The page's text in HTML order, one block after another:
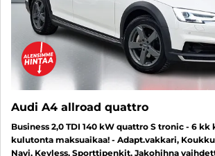
Audi A4 allroad quattro
Business 2,0 TDI 140 kW quattro S tronic - 6
kulutonta maksuaikaa! - Adapt.vakkari,
Navi, Keyless, Sporttipenkit, Jakohihna